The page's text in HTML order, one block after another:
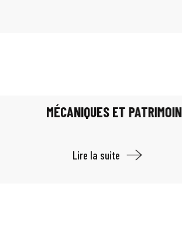
MÉCANIQUES ET
Lire la suite